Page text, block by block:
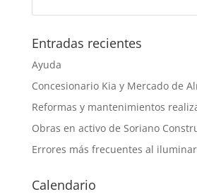
Entradas recientes
Ayuda
Concesionario Kia y Mercado de
Reformas y mantenimientos
Obras en activo de Soriano
Errores más frecuentes al
Calendario